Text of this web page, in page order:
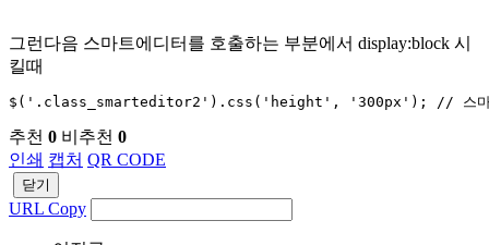
그런다음 스마트에디터를 호출하는 부분에서 display:block 시
킬때
$('.class_smarteditor2').css('height', '300px'); // 스마
추천 0 비추천 0
인쇄 캡처 QR CODE
닫기
URL Copy